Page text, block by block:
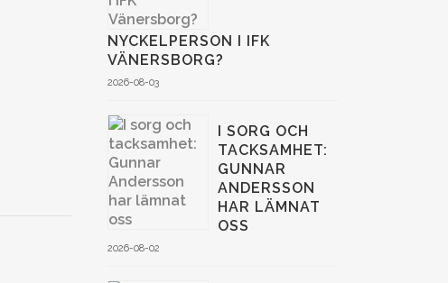
NYCKELPERSON I IFK
VÄNERSBORG?
2026-08-03
I SORG OCH
TACKSAMHET:
GUNNAR
ANDERSSON
HAR LÄMNAT
OSS
2026-08-02